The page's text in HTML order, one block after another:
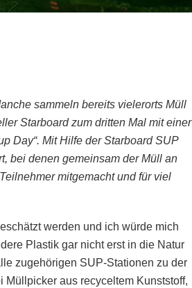
sammeln bereits vielerorts Müll
Starboard zum dritten Mal mit einer
Day“. Mit Hilfe der Starboard SUP
bei denen gemeinsam der Müll an
mitgemacht und für viel
werden und ich würde mich
Plastik gar nicht erst in die Natur
zugehörigen SUP-Stationen zu der
aus recyceltem Kunststoff,